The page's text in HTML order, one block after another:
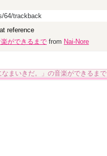
64/trackback
reference
ができるまで from Nai-Nore
なまいきだ。」の音楽ができるまで